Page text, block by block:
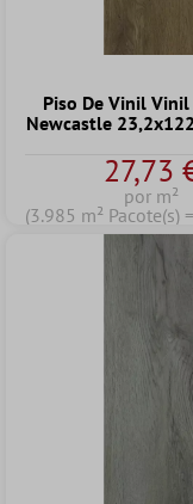
Piso De Vinil
Newcastle
27,73
por m²
(3.985 m² Pacote(s)